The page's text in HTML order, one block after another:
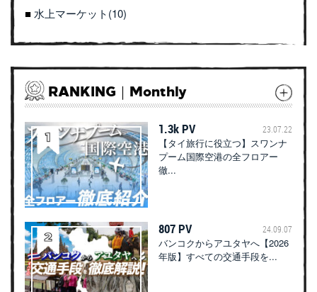
水上マーケット(10)
RANKING｜Monthly
1.3k PV 23.07.22
【タイ旅行に役立つ】スワンナ
プーム国際空港の全フロアー
徹...
807 PV 24.09.07
バンコクからアユタヤへ【2026
年版】すべての交通手段を...